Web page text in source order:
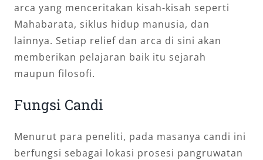
arca yang menceritakan kisah-kisah seperti
Mahabarata, siklus hidup manusia, dan
lainnya. Setiap relief dan arca di sini akan
memberikan pelajaran baik itu sejarah
maupun filosofi.
Fungsi Candi
Menurut para peneliti, pada masanya candi ini
berfungsi sebagai lokasi prosesi pangruwatan